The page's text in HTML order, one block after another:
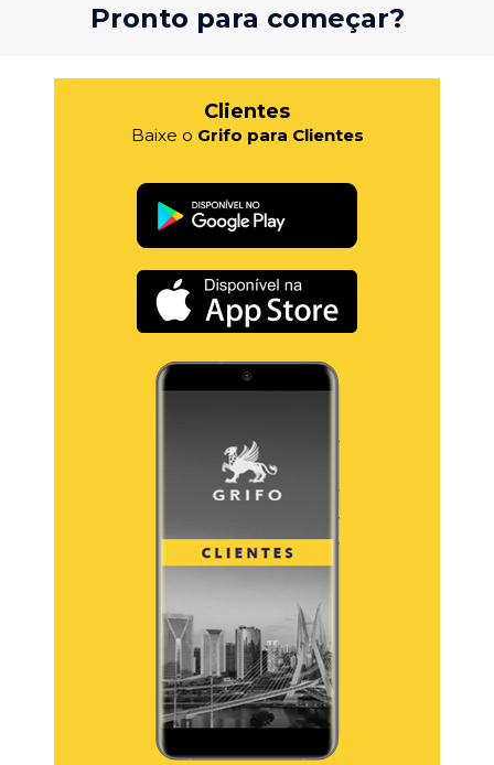
Pronto para começar?
Clientes
Baixe o Grifo para Clientes